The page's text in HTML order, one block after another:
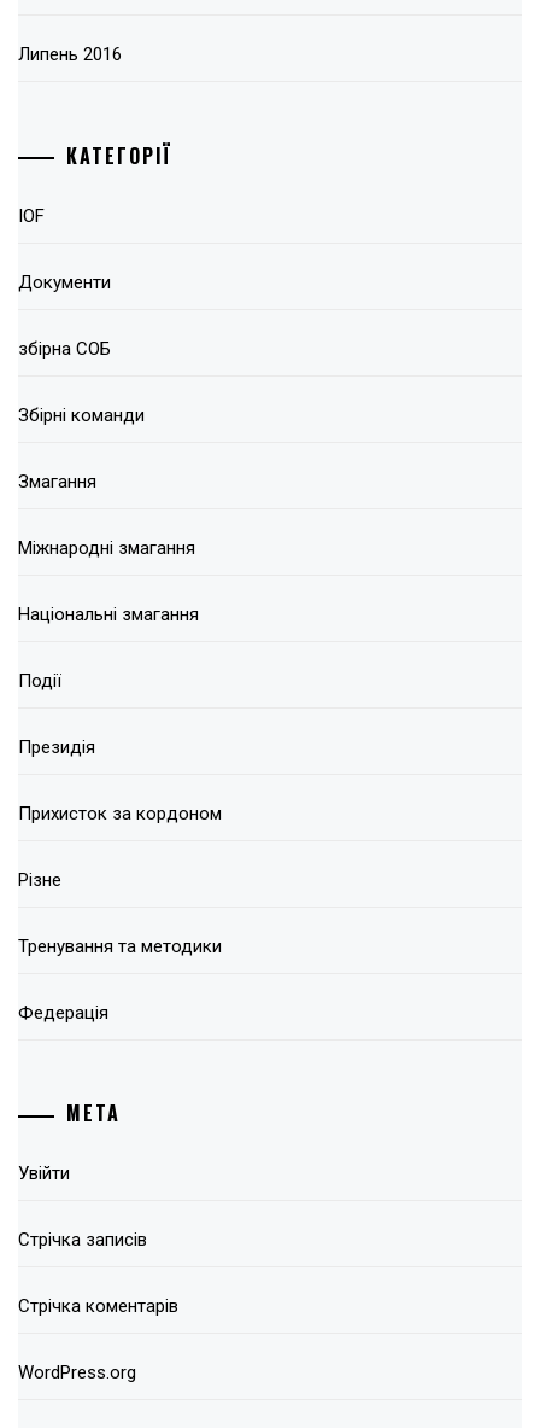
Липень 2016
КАТЕГОРІЇ
IOF
Документи
збірна СОБ
Збірні команди
Змагання
Міжнародні змагання
Національні змагання
Події
Президія
Прихисток за кордоном
Різне
Тренування та методики
Федерація
МЕТА
Увійти
Стрічка записів
Стрічка коментарів
WordPress.org